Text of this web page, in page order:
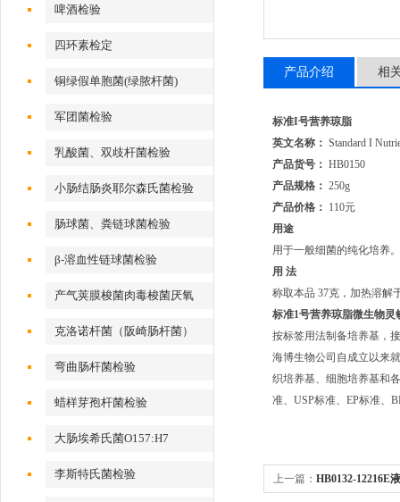
啤酒检验
四环素检定
铜绿假单胞菌(绿脓杆菌)
军团菌检验
乳酸菌、双歧杆菌检验
小肠结肠炎耶尔森氏菌检验
肠球菌、粪链球菌检验
β-溶血性链球菌检验
产气荚膜梭菌肉毒梭菌厌氧
克洛诺杆菌（阪崎肠杆菌）
弯曲肠杆菌检验
蜡样芽孢杆菌检验
大肠埃希氏菌O157:H7
李斯特氏菌检验
产品介绍 相
标准I号营养琼脂
英文名称： Standard I
产品货号： HB0150
产品规格： 250g
产品价格： 110元
用途
用于一般细菌的纯化培养。
用 法
称取本品 37克，加热溶解
标准1号营养琼脂微生物灵
按标签用法制备培养基，
海博生物公司自成立以来
织培养基、细胞培养基和
准、USP标准、EP标准、
上一篇： HB0132-12216E